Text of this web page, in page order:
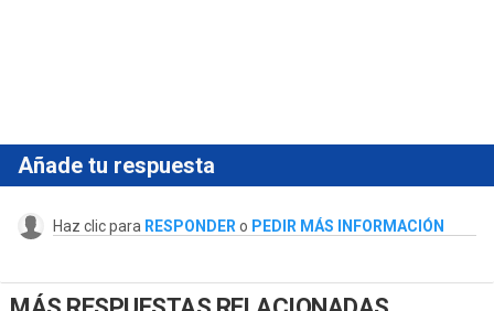
Añade tu respuesta
Haz clic para RESPONDER o PEDIR MÁS INFORMACIÓN